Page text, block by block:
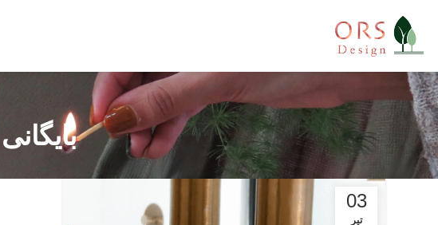
03
تیر